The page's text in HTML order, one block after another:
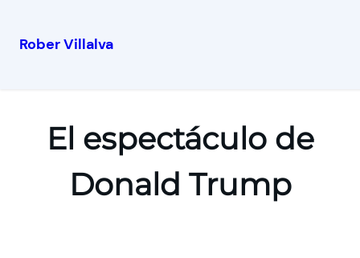
Rober Villalva
El espectáculo de
Donald Trump